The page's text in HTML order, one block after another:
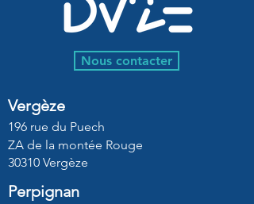
Nous contacter
Vergèze
196 rue du Puech
ZA de la montée Rouge
30310 Vergèze
Perpignan